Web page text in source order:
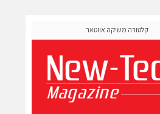
קלטורה משיקה אווטארים עם אינטליגנציה רגשית לתרגול